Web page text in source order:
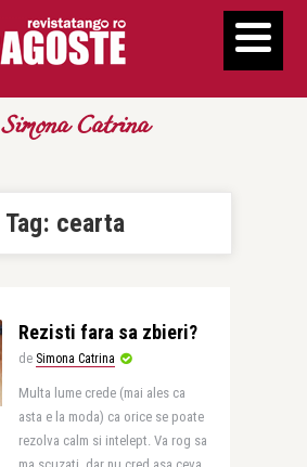
Simona Catrina
Tag: cearta
Rezisti fara sa zbieri?
de Simona Catrina
Multa lume crede (mai ales ca
asta e la moda) ca orice se poate
rezolva calm si intelept. Va rog sa